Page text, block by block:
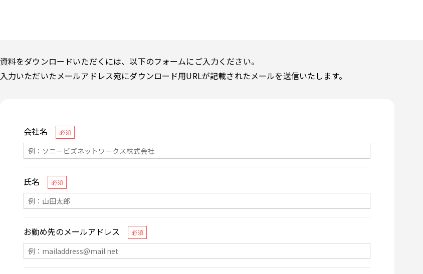
資料をダウンロードいただくには、以下のフォームにご入力ください。
入力いただいたメールアドレス宛にダウンロード用URLが記載されたメールを送信いたします。